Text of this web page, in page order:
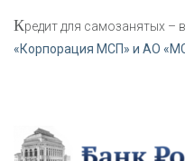
Кредит для самозанятых –
«Корпорация МСП» и АО